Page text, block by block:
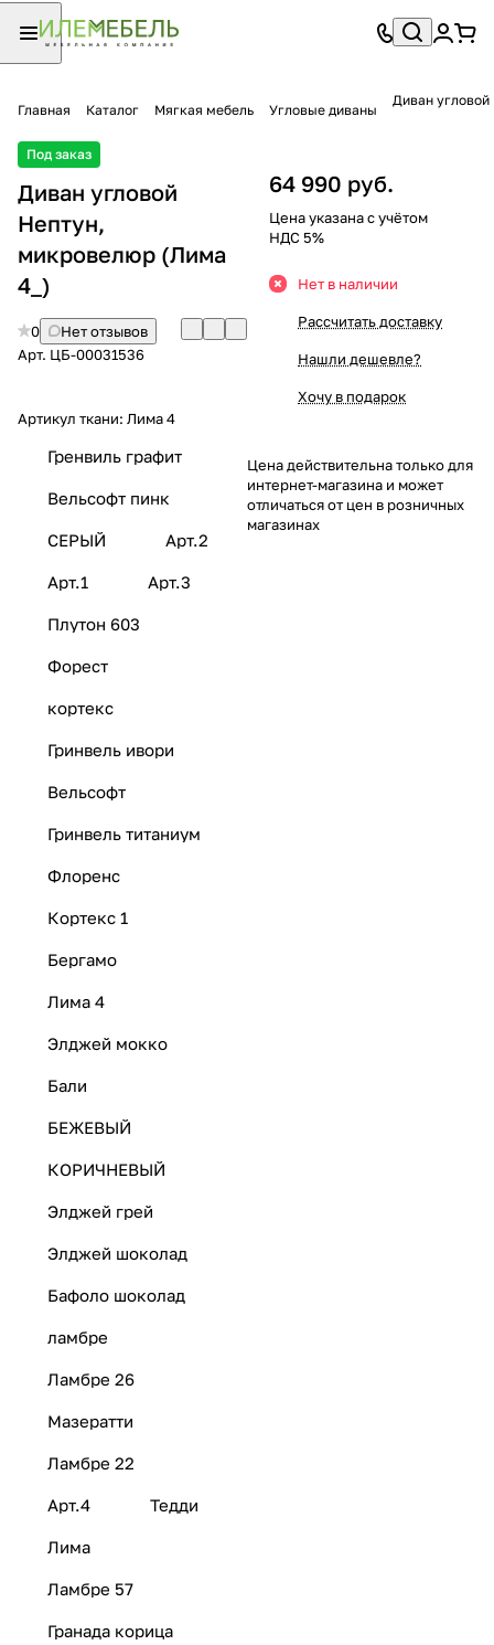
Главная Каталог Мягкая мебель Угловые диваны
Диван
Под заказ
Диван угловой
Нептун,
микровелюр (Лима
4_)
0
Нет отзывов
Арт. ЦБ-00031536
Артикул ткани: Лима 4
Гренвиль графит
Вельсофт пинк
СЕРЫЙ Арт.2
Арт.1 Арт.3
Плутон 603
Форест
кортекс
Гринвель ивори
Вельсофт
Гринвель титаниум
Флоренс
Кортекс 1
Бергамо
Лима 4
Элджей мокко
Бали
БЕЖЕВЫЙ
КОРИЧНЕВЫЙ
Элджей грей
Элджей шоколад
Бафоло шоколад
ламбре
Ламбре 26
Мазератти
Ламбре 22
Арт.4 Тедди
Лима
Ламбре 57
Гранада корица
64 990 руб.
Цена указана с учётом
НДС 5%
Нет в наличии
Рассчитать доставку
Нашли дешевле?
Хочу в подарок
Цена действительна только для
интернет-магазина и может
отличаться от цен в розничных
магазинах